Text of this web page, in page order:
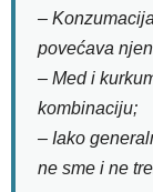
–
povećava
– Med i
kombinaciju;
– Iako
ne sme i ne